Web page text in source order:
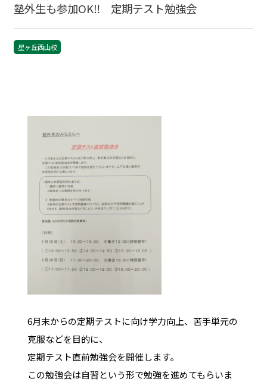
塾外生も参加OK‼ 定期テスト勉強会
星ヶ丘西山校
6月末からの定期テストに向け学力向上、苦手単元の
克服などを目的に、
定期テスト直前勉強会を開催します。
この勉強会は自習という形で勉強を進めてもらいま